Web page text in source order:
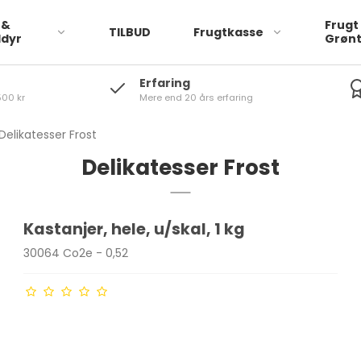
TILBUD Frugtkasse
Frugt
Grønt
Frugt Økologisk Frost
Nødder Økologisk
kr
Erfaring
Mere end 20 års erfaring
Frost
Delikatesser Frost
Kastanjer, hele, u/skal, 1 kg
30064 Co2e - 0,52